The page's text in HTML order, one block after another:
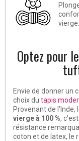
vierge.
Optez pour
Envie de donner un
choix du tapis
Provenant de
vierge à 100 %,
résistance
coton et de latex, le